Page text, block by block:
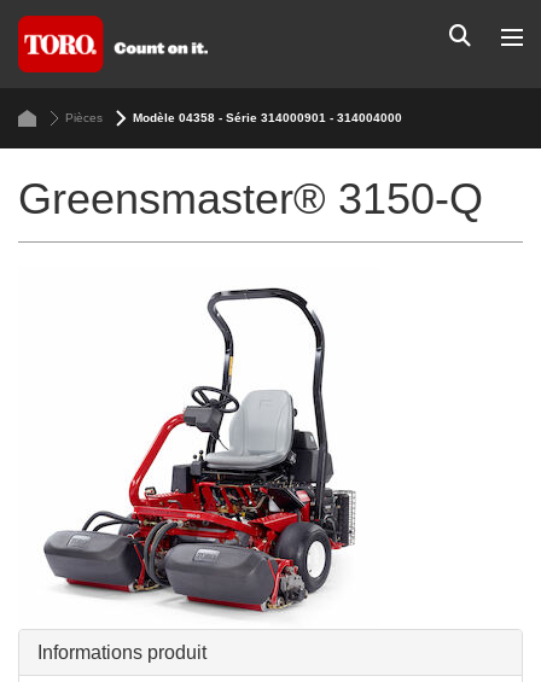
Pièces Modèle 04358 - Série 314000901 - 314004000
Greensmaster® 3150-Q
Informations produit